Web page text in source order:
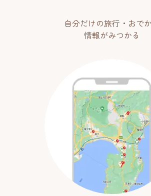
自分だけの旅行・おで
情報がみつかる